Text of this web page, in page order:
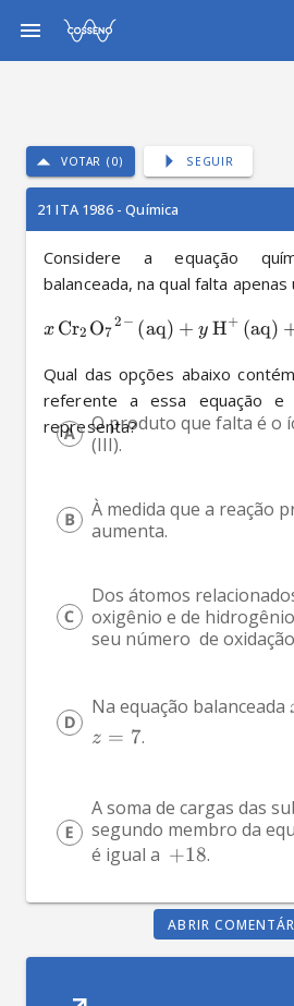
VOTAR (0) SEGUIR
21 ITA 1986 - Química
Considere a equação
balanceada, na qual falta apenas
x CrX
2 OX
7X
2 − (aq) + y H X
+ (aq)
Qual das opções abaixo
referente a essa equação
representa?O produto que falta é o
(III).
À medida que a reação
aumenta.
Dos átomos
oxigênio e de
seu número  de
Na equação balanceada
z = 7.
A soma de cargas das
segundo membro da
é igual a +18.
ABRIR